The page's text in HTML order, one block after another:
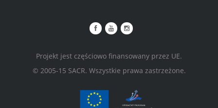
Projekt jest częściowo finansowany przez UE.
© 2005-15 SACR. Wszystkie prawa zastrzeżone.